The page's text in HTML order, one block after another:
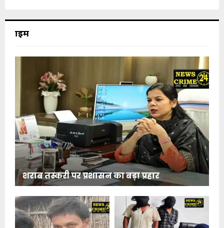
क्राइम
शराब तस्करी पर प्रशासन का बड़ा प्रहार